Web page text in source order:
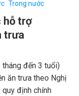
Trong nước
hỗ trợ
trưa
đến 3 tuổi)
ăn trưa theo Nghị
định chính